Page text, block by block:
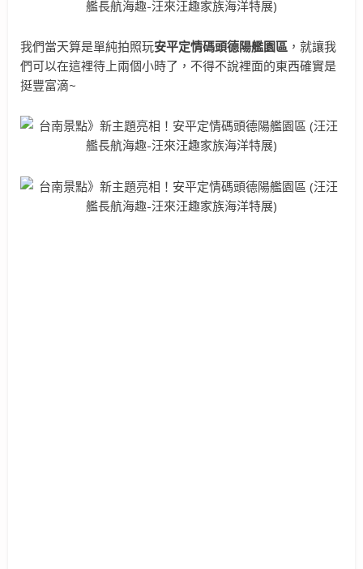
我們當天算是單純拍照玩安平定情碼頭德陽艦園區 ，就讓我
們可以在這裡待上兩個小時了，不得不說裡面的東西確實是
挺豐富滴~